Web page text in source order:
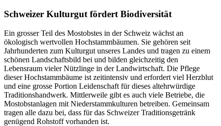
Schweizer Kulturgut fördert Biodiversität
Ein grosser Teil des Mostobstes in der Schweiz wächst an
ökologisch wertvollen Hochstammbäumen. Sie gehören seit
Jahrhunderten zum Kulturgut unseres Landes und tragen zu einem
schönen Landschaftsbild bei und bilden gleichzeitig den
Lebensraum vieler Nützlinge in der Landwirtschaft. Die Pflege
dieser Hochstammbäume ist zeitintensiv und erfordert viel Herzblut
und eine grosse Portion Leidenschaft für dieses altehrwürdige
Traditionshandwerk. Mittlerweile gibt es auch viele Betriebe, die
Mostobstanlagen mit Niederstammkulturen betreiben. Gemeinsam
tragen alle dazu bei, dass für das Schweizer Traditionsgetränk
genügend Rohstoff vorhanden ist.